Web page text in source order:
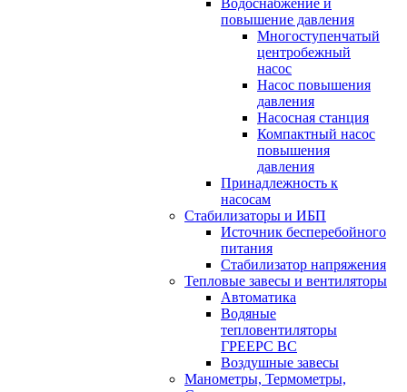
Водоснабжение и
повышение давления
Многоступенчатый
центробежный
насос
Насос повышения
давления
Насосная станция
Компактный насос
повышения
давления
Принадлежность к
насосам
Стабилизаторы и ИБП
Источник бесперебойного
питания
Стабилизатор напряжения
Тепловые завесы и вентиляторы
Автоматика
Водяные
тепловентиляторы
ГРЕЕРС ВС
Воздушные завесы
Манометры, Термометры,